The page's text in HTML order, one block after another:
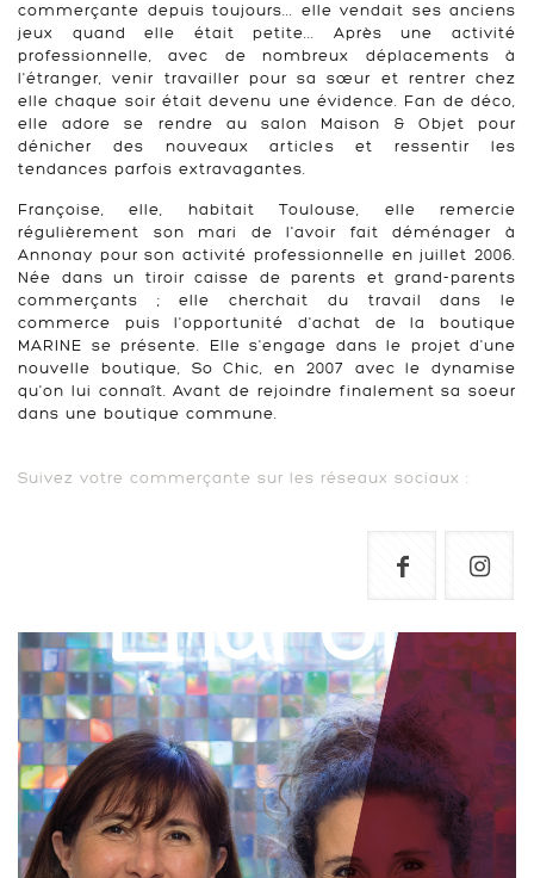
commerçante depuis toujours... elle vendait ses anciens
jeux quand elle était petite... Après une activité
professionnelle, avec de nombreux déplacements à
l'étranger, venir travailler pour sa sœur et rentrer chez
elle chaque soir était devenu une évidence. Fan de déco,
elle adore se rendre au salon Maison & Objet pour
dénicher des nouveaux articles et ressentir les
tendances parfois extravagantes.
Françoise, elle, habitait Toulouse, elle remercie
régulièrement son mari de l'avoir fait déménager à
Annonay pour son activité professionnelle en juillet 2006.
Née dans un tiroir caisse de parents et grand-parents
commerçants ; elle cherchait du travail dans le
commerce puis l'opportunité d'achat de la boutique
MARINE se présente. Elle s'engage dans le projet d'une
nouvelle boutique, So Chic, en 2007 avec le dynamise
qu'on lui connaît. Avant de rejoindre finalement sa soeur
dans une boutique commune.
Suivez votre commerçante sur les réseaux sociaux :